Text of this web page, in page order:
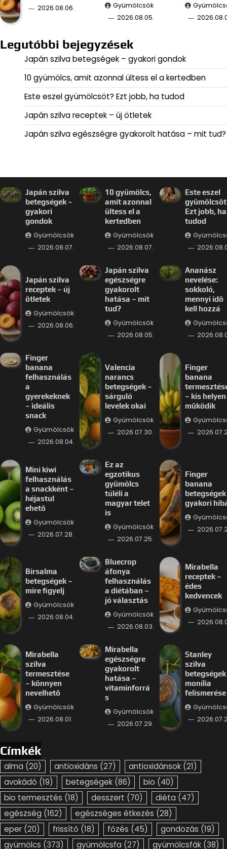
2026.08.06.
Gyümölcsök
2026.08.05.
Legutóbbi bejegyzések
Japán szilva betegségek – gyakori gondok
10 gyümölcs, amit azonnal ültess el a kertedben
Este eszel gyümölcsöt? Ezt jobb, ha tudod
Japán szilva receptek – új ötletek
Japán szilva egészségre gyakorolt hatása – mit tud?
Japán szilva
betegségek –
gyakori
gondok
Gyümölcsök
2026.08.07.
10 gyümölcs,
amit azonnal
ültess el a
kertedben
Gyümölcsök
2026.08.07.
Este eszel
Ezt jobb, ha
tudod
Japán szilva
receptek – új
ötletek
Gyümölcsök
2026.08.06.
Japán szilva
egészségre
gyakorolt
hatása – mit
tud?
Gyümölcsök
2026.08.05.
Ananász
nevelése:
sokkoló,
mennyi idő
kell hozzá
Finger
banana
felhasználás
a
gyerekeknek
– ideális
snack
Gyümölcsök
2026.08.04.
Valencia
narancs
betegségek –
sárguló
levelek okai
Gyümölcsök
2026.07.30.
Finger
banana
– kis
működik
Mini kiwi
felhasználás
a snackként –
héjastul
ehető
Gyümölcsök
2026.07.28.
Ez az
egzotikus
gyümölcs
túléli a
magyar telet
is
Gyümölcsök
2026.07.25.
Finger
banana
betegségek
gyakori
Birsalma
betegségek –
mire figyelj
Gyümölcsök
2026.08.04.
Bluecrop
áfonya
felhasználás
a diétában –
jó választás
Gyümölcsök
2026.08.03.
Mirabella
receptek –
édes
kedvencek
Mirabella
szilva
termesztése
– könnyen
nevelhető
Gyümölcsök
2026.08.01.
Mirabella
egészségre
gyakorolt
hatása –
vitaminforrá
s
Gyümölcsök
2026.07.29.
Stanley
szilva
betegségek
monília
felismerése
Címkék
alma (20) antioxidáns (27) antioxidánsok (21)
avokádó (19) betegségek (86) bio (40)
bio termesztés (18) desszert (70) diéta (47)
egészség (162) egészséges étkezés (28)
eper (20) frissítő (18) főzés (45) gondozás (19)
gyümölcs (373) gyümölcsfa (27) gyümölcsfák (38)